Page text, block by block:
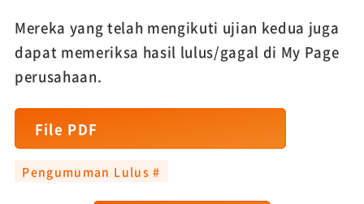
Mereka yang telah mengikuti ujian kedua juga
dapat memeriksa hasil lulus/gagal di My Page
perusahaan.
File PDF
Pengumuman Lulus #